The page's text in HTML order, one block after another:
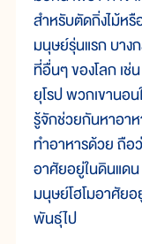
สำหรับตัดกิ่งไม้ห
มนุษย์รุ่นแรก บาง
ที่อื่นๆ ของโลก เช่
ยุโรป พวกเขานอ
รู้จักช่วยกันหาอาห
ทำอาหารด้วย ถือ
อาศัยอยู่ในดินแด
มนุษย์โฮโมอาศัย
พันธุ์ไป